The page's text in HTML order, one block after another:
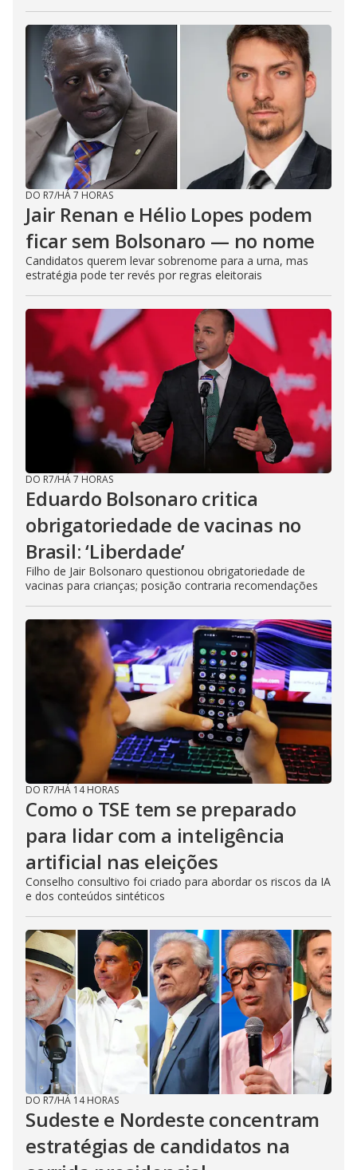
DO R7/HÁ 7 HORAS
Jair Renan e Hélio Lopes podem
ficar sem Bolsonaro — no nome
Candidatos querem levar sobrenome para a urna, mas
estratégia pode ter revés por regras eleitorais
DO R7/HÁ 7 HORAS
Eduardo Bolsonaro critica
obrigatoriedade de vacinas no
Brasil: ‘Liberdade’
Filho de Jair Bolsonaro questionou obrigatoriedade de
vacinas para crianças; posição contraria recomendações
DO R7/HÁ 14 HORAS
Como o TSE tem se preparado
para lidar com a inteligência
artificial nas eleições
Conselho consultivo foi criado para abordar os riscos da IA
e dos conteúdos sintéticos
DO R7/HÁ 14 HORAS
Sudeste e Nordeste concentram
estratégias de candidatos na